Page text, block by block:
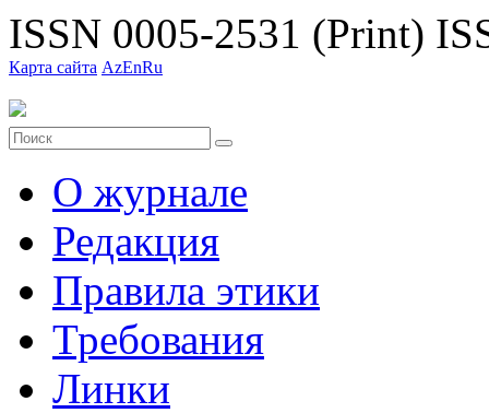
ISSN 0005-2531 (Print)
Карта сайта AzEnRu
О журнале
Редакция
Правила этики
Требования
Линки